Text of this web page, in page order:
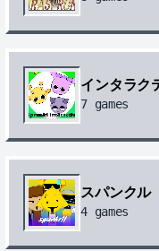
インタラク
7 games
スパンクル
4 games